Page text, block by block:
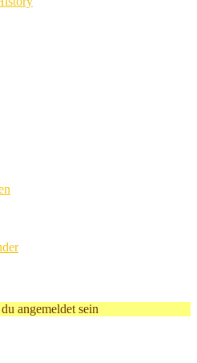
angemeldet sein